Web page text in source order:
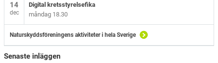
14
dec
Digital kretsstyrelsefika
måndag 18.30
Naturskyddsföreningens aktiviteter i hela Sverige
Senaste inläggen